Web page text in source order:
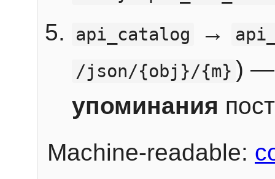
api_catalog
→
/json/{obj}/{m} ) —
упоминания
Machine-readable: